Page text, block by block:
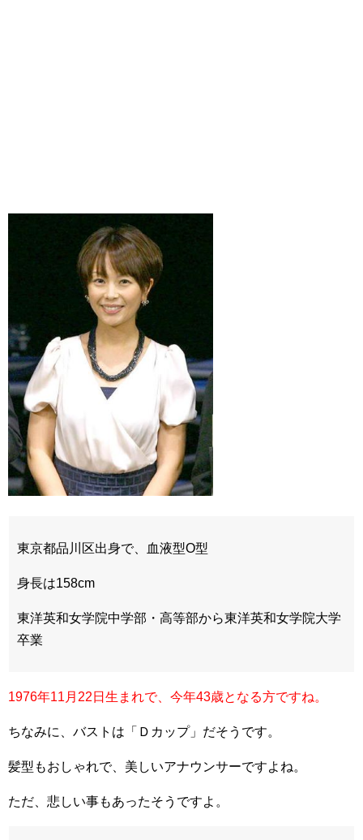
東京都品川区出身で、血液型O型
身長は158cm
東洋英和女学院中学部・高等部から東洋英和女学院大学
卒業
1976年11月22日生まれで、今年43歳となる方ですね。
ちなみに、バストは「Ｄカップ」だそうです。
髪型もおしゃれで、美しいアナウンサーですよね。
ただ、悲しい事もあったそうですよ。